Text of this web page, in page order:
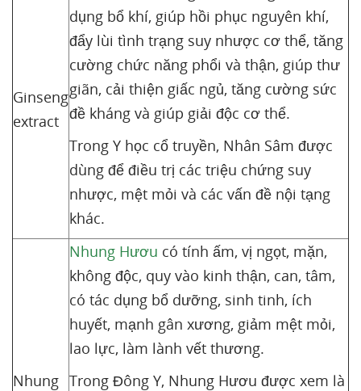
Ginseng
extract
dụng bổ khí, giúp hồi phục nguyên khí,
đẩy lùi tình trạng suy nhược cơ thể, tăng
cường chức năng phổi và thận, giúp thư
giãn, cải thiện giấc ngủ, tăng cường sức
đề kháng và giúp giải độc cơ thể.
Trong Y học cổ truyền, Nhân Sâm được
dùng để điều trị các triệu chứng suy
nhược, mệt mỏi và các vấn đề nội tạng
khác.
Nhung
Nhung Hươu có tính ấm, vị ngọt, mặn,
không độc, quy vào kinh thận, can, tâm,
có tác dụng bổ dưỡng, sinh tinh, ích
huyết, mạnh gân xương, giảm mệt mỏi,
lao lực, làm lành vết thương.
Trong Đông Y, Nhung Hươu được xem là